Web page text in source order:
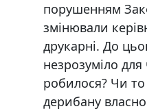
порушенням
змінювали
друкарні. До
незрозуміло
робилося? Чи
дерибану